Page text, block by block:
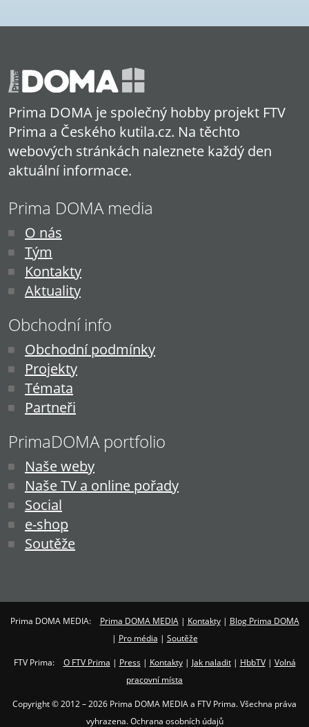
Prima DOMA je společný hobby projekt FTV
Prima a Českého kutila.cz. Na těchto
webových stránkách naleznete každý den
aktuální informace.
Prima DOMA media
O nás
Tým
Kontakty
Aktuality
Obchodní info
Obchodní podmínky
Projekty
Témata
Partneři
PrimaDOMA portfolio
Naše weby
Naše TV a online pořady
Social
e-shop
Soutěže
Prima DOMA MEDIA: Prima DOMA MEDIA| Kontakty| Blog Prima DOMA
| Pro média | Soutěže
FTV Prima: O FTV Prima | Press| Kontakty| Jak naladit| HbbTV| Volná
pracovní místa
Copyright © 2012 – 2026 Prima DOMA MEDIA a FTV Prima. Všechna práva
vyhrazena. Ochrana osobních údajů